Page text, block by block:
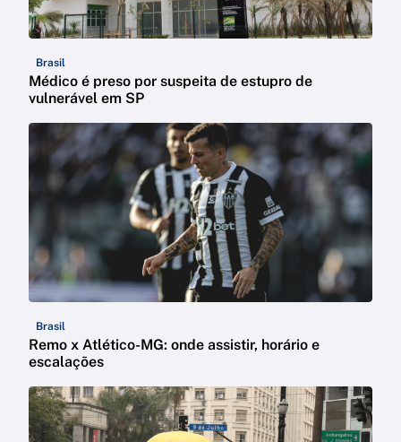
Brasil
Médico é preso por suspeita de estupro de
vulnerável em SP
Brasil
Remo x Atlético-MG: onde assistir, horário e
escalações